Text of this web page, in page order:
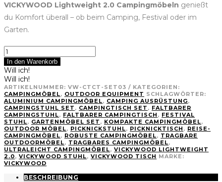
VICKYWOOD Lightweight 2.0 Campingmöbeln genießt
du Komfort überall – ob beim Camping, Festival oder im
Garten.
Set
Campingstuhl
und
-
tisch
VICKYWOOD
Lightweight
2.0
Menge
In den Warenkorb
Will ich!
Will ich!
ARTIKELNUMMER: VW-CTCT-SET03
KATEGORIEN:
CAMPINGMÖBEL, OUTDOOR EQUIPMENT SCHLAGWÖRTER:
ALUMINIUM CAMPINGMÖBEL, CAMPING AUSRÜSTUNG,
CAMPINGSTUHL SET , CAMPINGTISCH SET , FALTBARER
CAMPINGSTUHL, FALTBARER CAMPINGTISCH , FESTIVAL
STUHL, GARTENMÖBEL SET , KOMPAKTE CAMPINGMÖBEL,
OUTDOOR MÖBEL, PICKNICKSTUHL, PICKNICKTISCH , REISE-
CAMPINGMÖBEL, ROBUSTE CAMPINGMÖBEL, TRAGBARE
OUTDOORMÖBEL, TRAGBARES CAMPINGMÖBEL,
ULTRALEICHT CAMPINGMÖBEL, VICKYWOOD LIGHTWEIGHT
2.0, VICKYWOOD STUHL, VICKYWOOD TISCH MARKE:
VICKYWOOD
BESCHREIBUNG